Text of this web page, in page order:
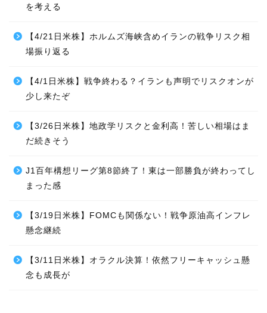
を考える
【4/21日米株】ホルムズ海峡含めイランの戦争リスク相
場振り返る
【4/1日米株】戦争終わる？イランも声明でリスクオンが
少し来たぞ
【3/26日米株】地政学リスクと金利高！苦しい相場はま
だ続きそう
J1百年構想リーグ第8節終了！東は一部勝負が終わってし
まった感
【3/19日米株】FOMCも関係ない！戦争原油高インフレ
懸念継続
【3/11日米株】オラクル決算！依然フリーキャッシュ懸
念も成長が